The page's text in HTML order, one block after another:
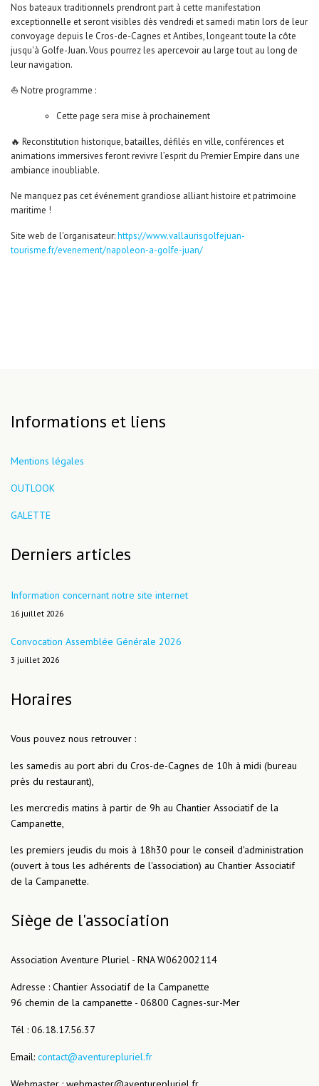
Nos bateaux traditionnels prendront part à cette manifestation
exceptionnelle et seront visibles dès vendredi et samedi matin lors de leur
convoyage depuis le Cros-de-Cagnes et Antibes, longeant toute la côte
jusqu'à Golfe-Juan. Vous pourrez les apercevoir au large tout au long de
leur navigation.
⛵ Notre programme :
Cette page sera mise à prochainement
🔥 Reconstitution historique, batailles, défilés en ville, conférences et
animations immersives feront revivre l’esprit du Premier Empire dans une
ambiance inoubliable.
Ne manquez pas cet événement grandiose alliant histoire et patrimoine
maritime !
Site web de l'organisateur:https://www.vallaurisgolfejuan-
tourisme.fr/evenement/napoleon-a-golfe-juan/
Informations et liens
Mentions légales
OUTLOOK
GALETTE
Derniers articles
Information concernant notre site internet
16 juillet 2026
Convocation Assemblée Générale 2026
3 juillet 2026
Horaires
Vous pouvez nous retrouver :
les samedis au port abri du Cros-de-Cagnes de 10h à midi (bureau
près du restaurant),
les mercredis matins à partir de 9h au Chantier Associatif de la
Campanette,
les premiers jeudis du mois à 18h30 pour le conseil d'administration
(ouvert à tous les adhérents de l'association) au Chantier Associatif
de la Campanette.
Siège de l'association
Association Aventure Pluriel - RNA W062002114
Adresse : Chantier Associatif de la Campanette
96 chemin de la campanette - 06800 Cagnes-sur-Mer
Tél : 06.18.17.56.37
Email: contact@aventurepluriel.fr